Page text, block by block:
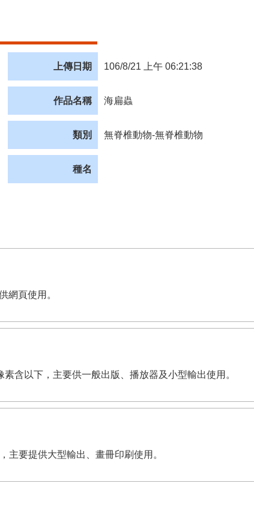
上傳日期 106/8/21 上午 06:21:38
作品名稱 海扁蟲
類別 無脊椎動物-無脊椎動物
種名
網頁使用。
含以下，主要供一般出版、播放器及小型輸出使用。
主要提供大型輸出、畫冊印刷使用。